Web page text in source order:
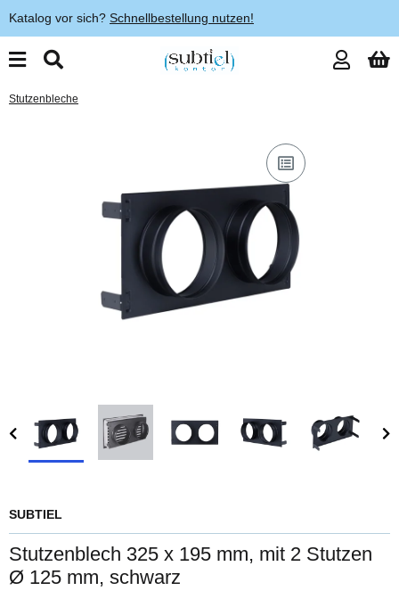
Katalog vor sich? Schnellbestellung nutzen!
Stutzenbleche
SUBTIEL
Stutzenblech 325 x 195 mm, mit 2 Stutzen
Ø 125 mm, schwarz